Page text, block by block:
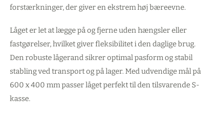
forstærkninger, der giver en ekstrem høj bæreevne.
Låget er let at lægge på og fjerne uden hængsler eller
fastgørelser, hvilket giver fleksibilitet i den daglige brug.
Den robuste lågerand sikrer optimal pasform og stabil
stabling ved transport og på lager. Med udvendige mål på
600 x 400 mm passer låget perfekt til den tilsvarende S-
kasse.